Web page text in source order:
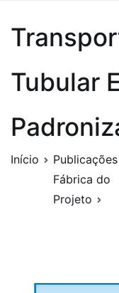
Tubular
Início
Publicações
Fábrica do
Projeto